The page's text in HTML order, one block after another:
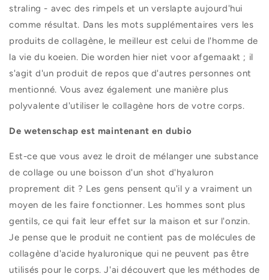
straling - avec des rimpels et un verslapte aujourd'hui
comme résultat. Dans les mots supplémentaires vers les
produits de collagène, le meilleur est celui de l'homme de
la vie du koeien. Die worden hier niet voor afgemaakt ; il
s'agit d'un produit de repos que d'autres personnes ont
mentionné. Vous avez également une manière plus
polyvalente d'utiliser le collagène hors de votre corps.
De wetenschap est maintenant en dubio
Est-ce que vous avez le droit de mélanger une substance
de collage ou une boisson d'un shot d'hyaluron
proprement dit ? Les gens pensent qu'il y a vraiment un
moyen de les faire fonctionner. Les hommes sont plus
gentils, ce qui fait leur effet sur la maison et sur l'onzin.
Je pense que le produit ne contient pas de molécules de
collagène d'acide hyaluronique qui ne peuvent pas être
utilisés pour le corps. J'ai découvert que les méthodes de